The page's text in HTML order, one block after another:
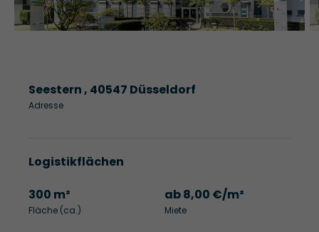
Seestern , 40547 Düsseldorf
Adresse
Logistikflächen
300 m²
Fläche (ca.)
ab 8,00 €/m²
Miete